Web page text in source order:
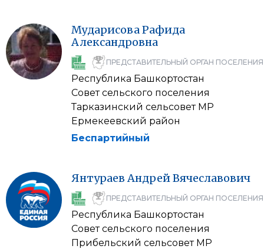
МударисоваРафида
Александровна
ПРЕДСТАВИТЕЛЬНЫЙ ОРГАН ПОСЕЛЕНИЯ
Республика Башкортостан
Совет сельского поселения
Тарказинский сельсовет МР
Ермекеевский район
Беспартийный
Янтураев АндрейВячеславович
ПРЕДСТАВИТЕЛЬНЫЙ ОРГАН ПОСЕЛЕНИЯ
Республика Башкортостан
Совет сельского поселения
Прибельский сельсовет МР